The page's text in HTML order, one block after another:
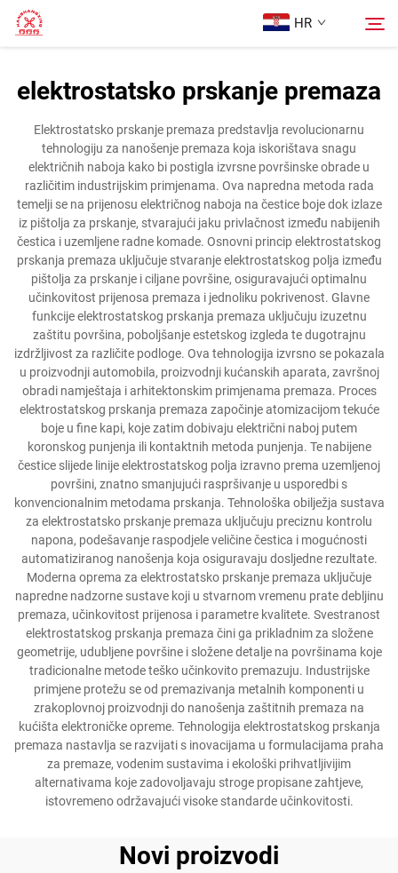
HR
Proizvodi
Više o nama
Slučajevi
Kontaktirajte Nas
Pretraži
elektrostatsko prskanje premaza
Elektrostatsko prskanje premaza predstavlja revolucionarnu
tehnologiju za nanošenje premaza koja iskorištava snagu
električnih naboja kako bi postigla izvrsne površinske obrade u
različitim industrijskim primjenama. Ova napredna metoda rada
temelji se na prijenosu električnog naboja na čestice boje dok izlaze
iz pištolja za prskanje, stvarajući jaku privlačnost između nabijenih
čestica i uzemljene radne komade. Osnovni princip elektrostatskog
prskanja premaza uključuje stvaranje elektrostatskog polja između
pištolja za prskanje i ciljane površine, osiguravajući optimalnu
učinkovitost prijenosa premaza i jednoliku pokrivenost. Glavne
funkcije elektrostatskog prskanja premaza uključuju izuzetnu
zaštitu površina, poboljšanje estetskog izgleda te dugotrajnu
izdržljivost za različite podloge. Ova tehnologija izvrsno se pokazala
u proizvodnji automobila, proizvodnji kućanskih aparata, završnoj
obradi namještaja i arhitektonskim primjenama premaza. Proces
elektrostatskog prskanja premaza započinje atomizacijom tekuće
boje u fine kapi, koje zatim dobivaju električni naboj putem
koronskog punjenja ili kontaktnih metoda punjenja. Te nabijene
čestice slijede linije elektrostatskog polja izravno prema uzemljenoj
površini, znatno smanjujući raspršivanje u usporedbi s
konvencionalnim metodama prskanja. Tehnološka obilježja sustava
za elektrostatsko prskanje premaza uključuju preciznu kontrolu
napona, podešavanje raspodjele veličine čestica i mogućnosti
automatiziranog nanošenja koja osiguravaju dosljedne rezultate.
Moderna oprema za elektrostatsko prskanje premaza uključuje
napredne nadzorne sustave koji u stvarnom vremenu prate debljinu
premaza, učinkovitost prijenosa i parametre kvalitete. Svestranost
elektrostatskog prskanja premaza čini ga prikladnim za složene
geometrije, udubljene površine i složene detalje na površinama koje
tradicionalne metode teško učinkovito premazuju. Industrijske
primjene protežu se od premazivanja metalnih komponenti u
zrakoplovnoj proizvodnji do nanošenja zaštitnih premaza na
kućišta elektroničke opreme. Tehnologija elektrostatskog prskanja
premaza nastavlja se razvijati s inovacijama u formulacijama praha
za premaze, vodenim sustavima i ekološki prihvatljivijim
alternativama koje zadovoljavaju stroge propisane zahtjeve,
istovremeno održavajući visoke standarde učinkovitosti.
Novi proizvodi